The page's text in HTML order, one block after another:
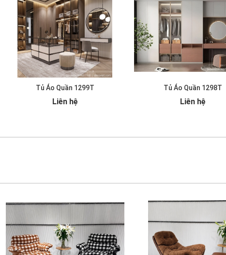
Tủ Áo Quần 1299T
Liên hệ
Tủ Áo Quần 1298T
Liên hệ